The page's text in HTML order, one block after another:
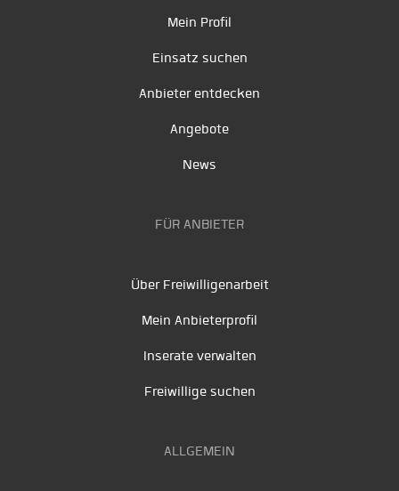
Mein Profil
Einsatz suchen
Anbieter entdecken
Angebote
News
FÜR ANBIETER
Über Freiwilligenarbeit
Mein Anbieterprofil
Inserate verwalten
Freiwillige suchen
ALLGEMEIN